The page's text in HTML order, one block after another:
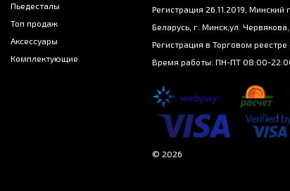
Пьедесталы
Топ продаж
Аксессуары
Комплектующие
Регистрация 26.11.2019,
Беларусь, г. Минск,ул. Червякова,
Регистрация в Торговом
Время работы: ПН-ПТ 08:00-
© 2026